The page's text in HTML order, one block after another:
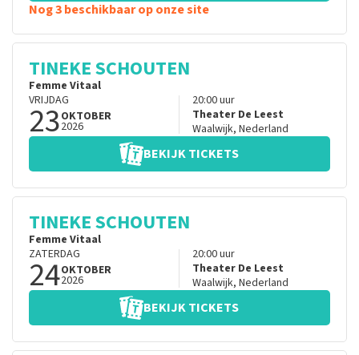
Nog 3 beschikbaar op onze site
TINEKE SCHOUTEN
Femme Vitaal
VRIJDAG
23OKTOBER
2026
20:00uur
Theater De Leest
Waalwijk, Nederland
BEKIJK TICKETS
TINEKE SCHOUTEN
Femme Vitaal
ZATERDAG
24OKTOBER
2026
20:00uur
Theater De Leest
Waalwijk, Nederland
BEKIJK TICKETS